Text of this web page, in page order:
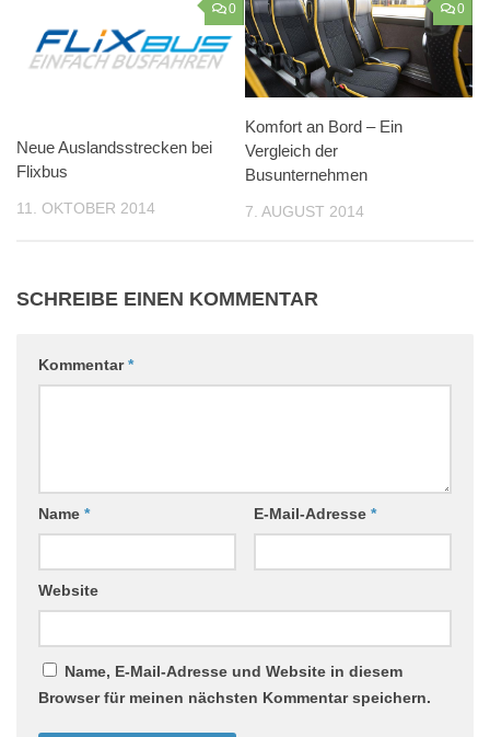
0
Neue Auslandsstrecken bei
Flixbus
11. OKTOBER 2014
0
Komfort an Bord – Ein
Vergleich der
Busunternehmen
7. AUGUST 2014
SCHREIBE EINEN KOMMENTAR
Kommentar*
Name * E-Mail-Adresse *
Website
Name, E-Mail-Adresse und Website in diesem
Browser für meinen nächsten Kommentar speichern.